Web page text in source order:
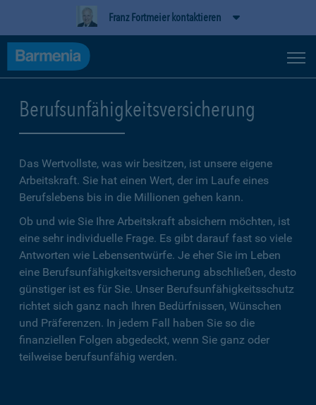
Franz Fortmeier kontaktieren
Berufsunfähigkeitsversicherung
Das Wertvollste, was wir besitzen, ist unsere eigene
Arbeitskraft. Sie hat einen Wert, der im Laufe eines
Berufslebens bis in die Millionen gehen kann.
Ob und wie Sie Ihre Arbeitskraft absichern möchten, ist
eine sehr individuelle Frage. Es gibt darauf fast so viele
Antworten wie Lebensentwürfe. Je eher Sie im Leben
eine Berufsunfähigkeitsversicherung abschließen, desto
günstiger ist es für Sie. Unser Berufsunfähigkeitsschutz
richtet sich ganz nach Ihren Bedürfnissen, Wünschen
und Präferenzen. In jedem Fall haben Sie so die
finanziellen Folgen abgedeckt, wenn Sie ganz oder
teilweise berufsunfähig werden.